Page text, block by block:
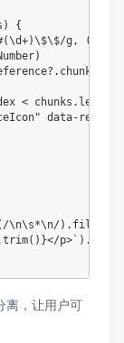
)
{
/g , (
)
?. chunks
< chunks . length
data-ref-
/\n\s*\n/ ) . filter
trim( ) }</p>` ) .
离，让用户可